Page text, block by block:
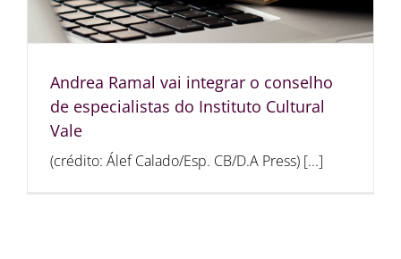
Andrea Ramal vai integrar o conselho
de especialistas do Instituto Cultural
Vale
(crédito: Álef Calado/Esp. CB/D.A Press) [...]